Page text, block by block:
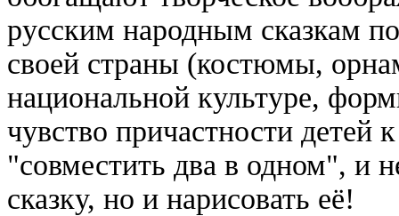
русским народным сказкам
своей страны (костюмы,
национальной культуре,
чувство причастности
"совместить два в одном", и
сказку, но и нарисовать её!